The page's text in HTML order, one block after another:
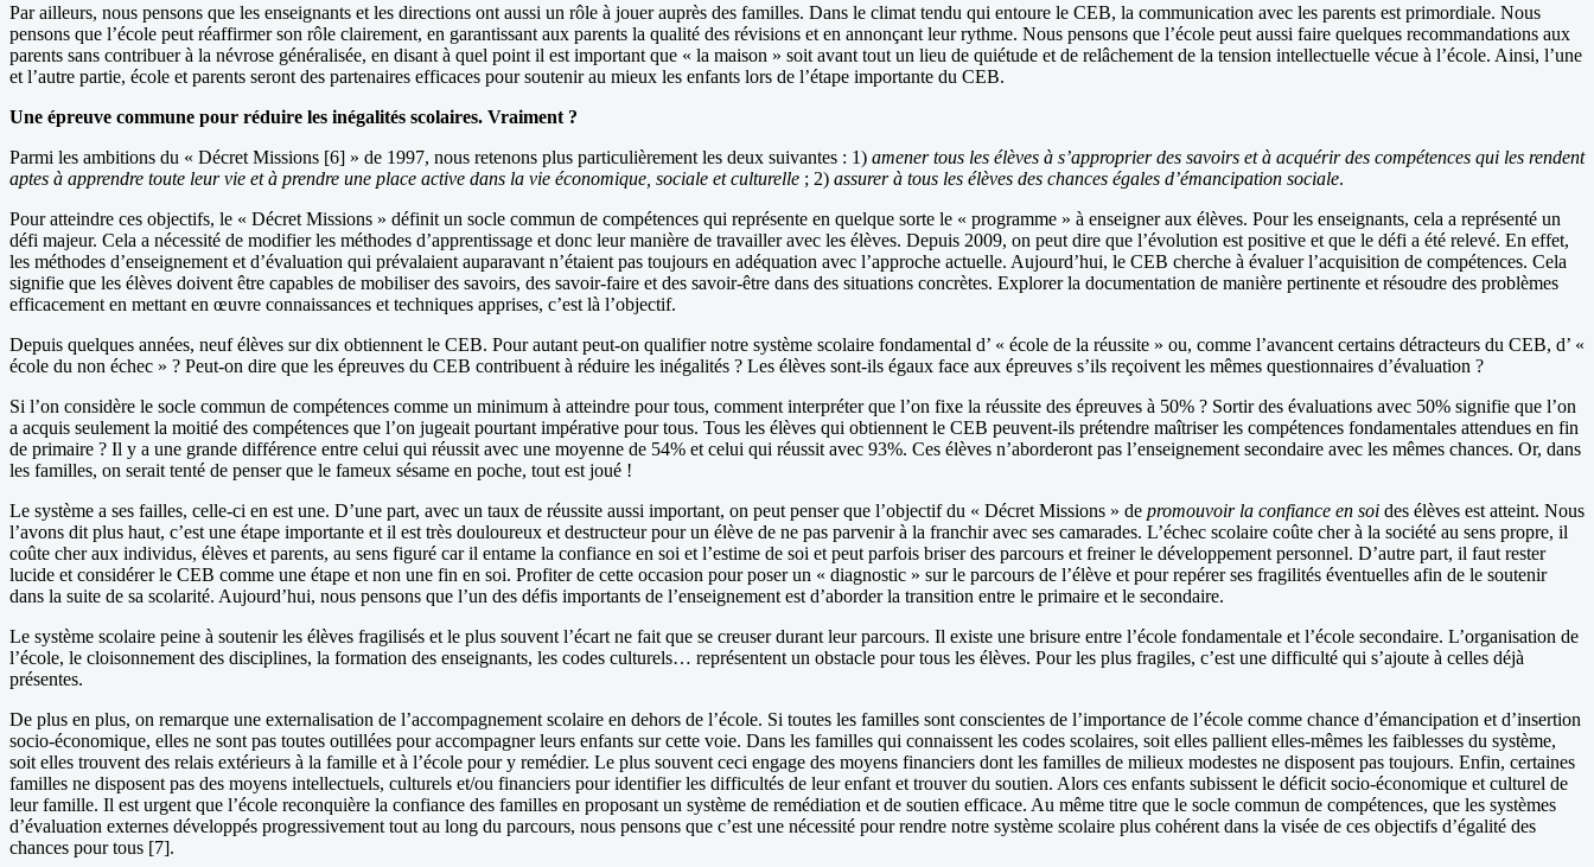
Par ailleurs, nous pensons que les enseignants et les directions ont aussi un rôle à jouer auprès des familles. Dans le climat tendu qui entoure le CEB, la communication avec les parents est primordiale. Nous
pensons que l’école peut réaffirmer son rôle clairement, en garantissant aux parents la qualité des révisions et en annonçant leur rythme. Nous pensons que l’école peut aussi faire quelques recommandations aux
parents sans contribuer à la névrose généralisée, en disant à quel point il est important que « la maison » soit avant tout un lieu de quiétude et de relâchement de la tension intellectuelle vécue à l’école. Ainsi, l’une
et l’autre partie, école et parents seront des partenaires efficaces pour soutenir au mieux les enfants lors de l’étape importante du CEB.
Une épreuve commune pour réduire les inégalités scolaires. Vraiment ?
Parmi les ambitions du « Décret Missions [6] » de 1997, nous retenons plus particulièrement les deux suivantes : 1) amener tous les élèves à s’approprier des savoirs et à acquérir des compétences qui les rendent
aptes à apprendre toute leur vie et à prendre une place active dans la vie économique, sociale et culturelle ; 2) assurer à tous les élèves des chances égales d’émancipation sociale.
Pour atteindre ces objectifs, le « Décret Missions » définit un socle commun de compétences qui représente en quelque sorte le « programme » à enseigner aux élèves. Pour les enseignants, cela a représenté un
défi majeur. Cela a nécessité de modifier les méthodes d’apprentissage et donc leur manière de travailler avec les élèves. Depuis 2009, on peut dire que l’évolution est positive et que le défi a été relevé. En effet,
les méthodes d’enseignement et d’évaluation qui prévalaient auparavant n’étaient pas toujours en adéquation avec l’approche actuelle. Aujourd’hui, le CEB cherche à évaluer l’acquisition de compétences. Cela
signifie que les élèves doivent être capables de mobiliser des savoirs, des savoir-faire et des savoir-être dans des situations concrètes. Explorer la documentation de manière pertinente et résoudre des problèmes
efficacement en mettant en œuvre connaissances et techniques apprises, c’est là l’objectif.
Depuis quelques années, neuf élèves sur dix obtiennent le CEB. Pour autant peut-on qualifier notre système scolaire fondamental d’ « école de la réussite » ou, comme l’avancent certains détracteurs du CEB, d’ «
école du non échec » ? Peut-on dire que les épreuves du CEB contribuent à réduire les inégalités ? Les élèves sont-ils égaux face aux épreuves s’ils reçoivent les mêmes questionnaires d’évaluation ?
Si l’on considère le socle commun de compétences comme un minimum à atteindre pour tous, comment interpréter que l’on fixe la réussite des épreuves à 50% ? Sortir des évaluations avec 50% signifie que l’on
a acquis seulement la moitié des compétences que l’on jugeait pourtant impérative pour tous. Tous les élèves qui obtiennent le CEB peuvent-ils prétendre maîtriser les compétences fondamentales attendues en fin
de primaire ? Il y a une grande différence entre celui qui réussit avec une moyenne de 54% et celui qui réussit avec 93%. Ces élèves n’aborderont pas l’enseignement secondaire avec les mêmes chances. Or, dans
les familles, on serait tenté de penser que le fameux sésame en poche, tout est joué !
Le système a ses failles, celle-ci en est une. D’une part, avec un taux de réussite aussi important, on peut penser que l’objectif du « Décret Missions » de promouvoir la confiance en soi des élèves est atteint. Nous
l’avons dit plus haut, c’est une étape importante et il est très douloureux et destructeur pour un élève de ne pas parvenir à la franchir avec ses camarades. L’échec scolaire coûte cher à la société au sens propre, il
coûte cher aux individus, élèves et parents, au sens figuré car il entame la confiance en soi et l’estime de soi et peut parfois briser des parcours et freiner le développement personnel. D’autre part, il faut rester
lucide et considérer le CEB comme une étape et non une fin en soi. Profiter de cette occasion pour poser un « diagnostic » sur le parcours de l’élève et pour repérer ses fragilités éventuelles afin de le soutenir
dans la suite de sa scolarité. Aujourd’hui, nous pensons que l’un des défis importants de l’enseignement est d’aborder la transition entre le primaire et le secondaire.
Le système scolaire peine à soutenir les élèves fragilisés et le plus souvent l’écart ne fait que se creuser durant leur parcours. Il existe une brisure entre l’école fondamentale et l’école secondaire. L’organisation de
l’école, le cloisonnement des disciplines, la formation des enseignants, les codes culturels… représentent un obstacle pour tous les élèves. Pour les plus fragiles, c’est une difficulté qui s’ajoute à celles déjà
présentes.
De plus en plus, on remarque une externalisation de l’accompagnement scolaire en dehors de l’école. Si toutes les familles sont conscientes de l’importance de l’école comme chance d’émancipation et d’insertion
socio-économique, elles ne sont pas toutes outillées pour accompagner leurs enfants sur cette voie. Dans les familles qui connaissent les codes scolaires, soit elles pallient elles-mêmes les faiblesses du système,
soit elles trouvent des relais extérieurs à la famille et à l’école pour y remédier. Le plus souvent ceci engage des moyens financiers dont les familles de milieux modestes ne disposent pas toujours. Enfin, certaines
familles ne disposent pas des moyens intellectuels, culturels et/ou financiers pour identifier les difficultés de leur enfant et trouver du soutien. Alors ces enfants subissent le déficit socio-économique et culturel de
leur famille. Il est urgent que l’école reconquière la confiance des familles en proposant un système de remédiation et de soutien efficace. Au même titre que le socle commun de compétences, que les systèmes
d’évaluation externes développés progressivement tout au long du parcours, nous pensons que c’est une nécessité pour rendre notre système scolaire plus cohérent dans la visée de ces objectifs d’égalité des
chances pour tous [7].